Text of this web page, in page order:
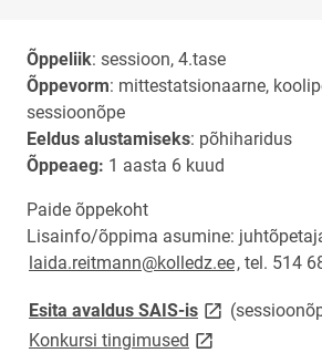
Õppeliik: sessioon, 4.tase
Õppevorm: mittestatsionaarne,
sessioonõpe
Eeldus alustamiseks: põhiharidus
Õppeaeg: 1 aasta 6 kuud
Paide õppekoht
Lisainfo/õppima asumine:
laida.reitmann@kolledz.ee, tel. 514
Esita avaldus SAIS-islink opens on
Konkursi tingimused link opens on